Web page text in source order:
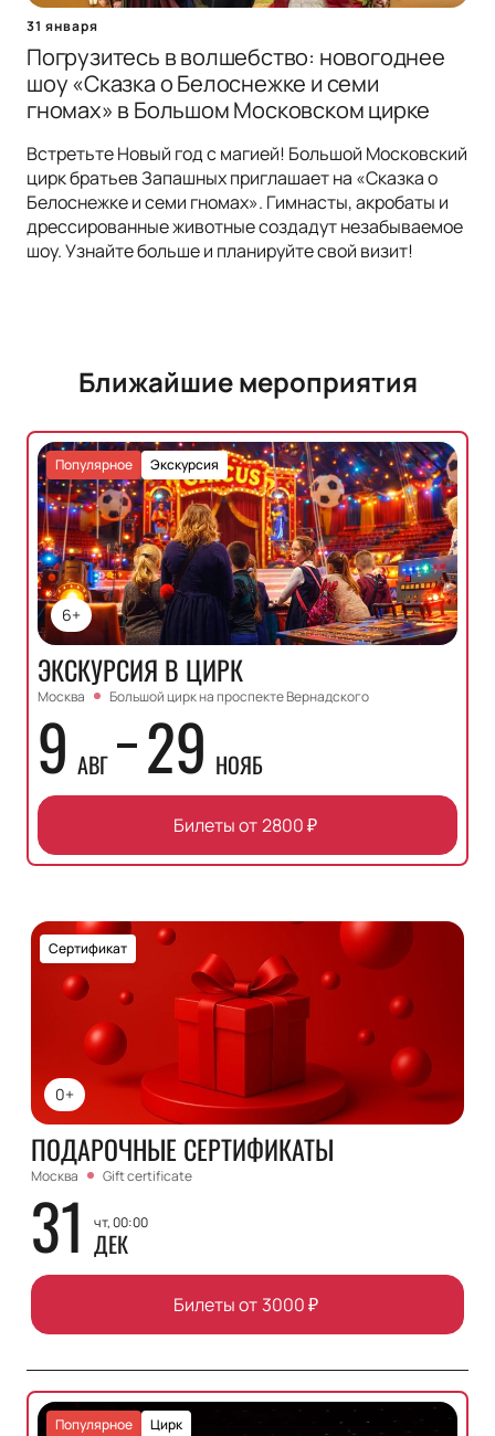
31 января
Погрузитесь в волшебство: новогоднее
шоу «Сказка о Белоснежке и семи
гномах» в Большом Московском цирке
Встретьте Новый год с магией! Большой Московский
цирк братьев Запашных приглашает на «Сказка о
Белоснежке и семи гномах». Гимнасты, акробаты и
дрессированные животные создадут незабываемое
шоу. Узнайте больше и планируйте свой визит!
Ближайшие мероприятия
6+
Экскурсия
Популярное
ЭКСКУРСИЯ В ЦИРК
Москва Большой цирк на проспекте Вернадского
9 АВГ 29 НОЯБ
Билеты от2800₽
0+
Сертификат
ПОДАРОЧНЫЕ СЕРТИФИКАТЫ
Москва Gift certificate
31 чт, 00:00
ДЕК
Билеты от 3000₽
Цирк
Популярное